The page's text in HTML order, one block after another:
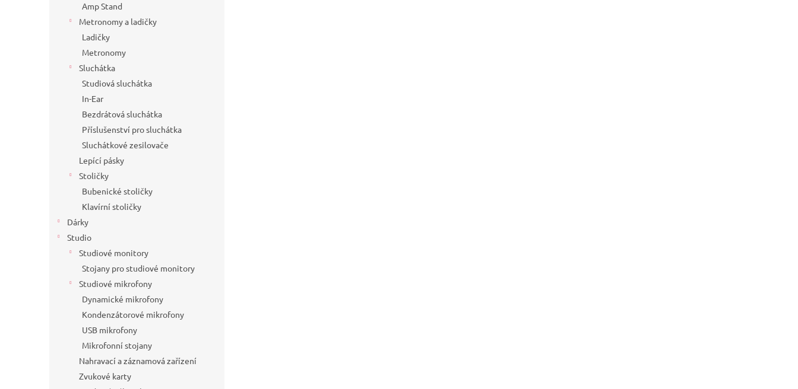
Amp Stand
Metronomy a ladičky
Ladičky
Metronomy
Sluchátka
Studiová sluchátka
In-Ear
Bezdrátová sluchátka
Příslušenství pro sluchátka
Sluchátkové zesilovače
Lepící pásky
Stoličky
Bubenické stoličky
Klavírní stoličky
Dárky
Studio
Studiové monitory
Stojany pro studiové monitory
Studiové mikrofony
Dynamické mikrofony
Kondenzátorové mikrofony
USB mikrofony
Mikrofonní stojany
Nahravací a záznamová zařízení
Zvukové karty